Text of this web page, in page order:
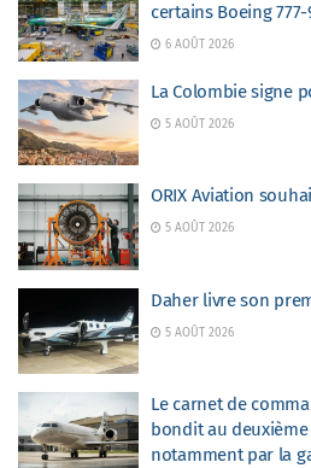
certains Boeing
6 AOÛT 2026
La Colombie signe
5 AOÛT 2026
ORIX Aviation
5 AOÛT 2026
Daher livre son
5 AOÛT 2026
Le carnet de
bondit au
notamment par la